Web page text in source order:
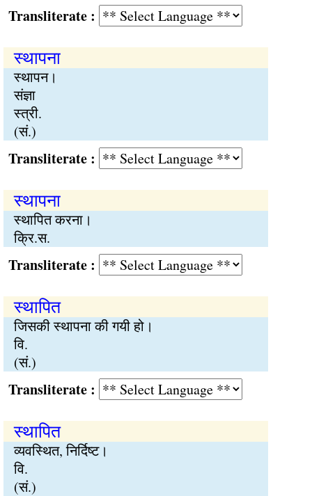
:
स्थापना
स्थापन।
संज्ञा
स्त्री.
(सं.)
:
स्थापना
स्थापित करना।
क्रि.स.
:
स्थापित
जिसकी स्थापना की गयी हो।
वि.
(सं.)
:
स्थापित
व्यवस्थित, निर्दिष्ट।
वि.
(सं.)